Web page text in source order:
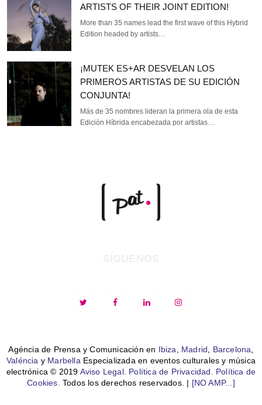
ARTISTS OF THEIR JOINT EDITION!
More than 35 names lead the first wave of this Hybrid
Edition headed by artists…
¡MUTEK ES+AR DESVELAN LOS
PRIMEROS ARTISTAS DE SU EDICIÓN
CONJUNTA!
Más de 35 nombres lideran la primera ola de esta
Edición Híbrida encabezada por artistas…
Agéncia de Prensa y Comunicación en Ibiza Madrid Barcelona
Valéncia y Marbella Especializada en eventos culturales y música
electrónica © 2019 Aviso Legal. Política de Privacidad.
Política de
Cookies. Todos los derechos reservados. | [NO AMP...]